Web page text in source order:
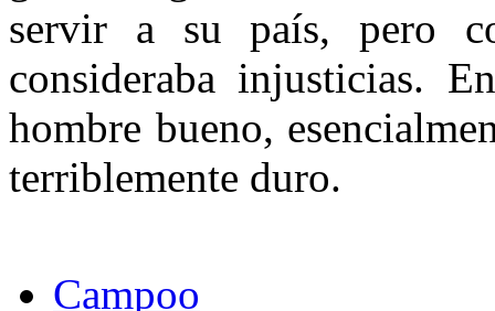
servir a su país, pero
consideraba injusticias.
hombre bueno,
terriblemente duro.
Campoo